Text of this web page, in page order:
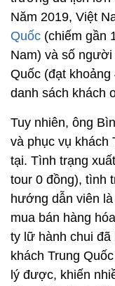
Năm 2019, Việt
Quốc (chiếm gần
Nam) và số người
Quốc (đạt
danh sách khách
Tuy nhiên, ông
và phục vụ khách
tại. Tình trạng
tour 0 đồng), tình
hướng dẫn viên
mua bán hàng
ty lữ hành chui đã
khách Trung
lý được, khiến